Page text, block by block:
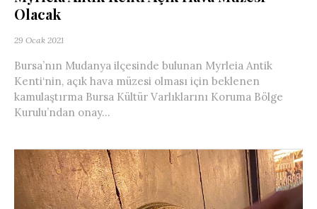
Olacak
29 Ocak 2021
Bursa’nın Mudanya ilçesinde bulunan Myrleia Antik
Kenti‘nin, açık hava müzesi olması için beklenen
kamulaştırma Bursa Kültür Varlıklarını Koruma Bölge
Kurulu’ndan onay...